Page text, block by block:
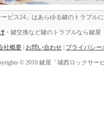
ビス24」はあらゆる鍵のトラブル
・鍵交換など鍵のトラブルなら鍵
社概要 お問い合わせ プライバシー
© 2010 鍵屋「城西ロックサー